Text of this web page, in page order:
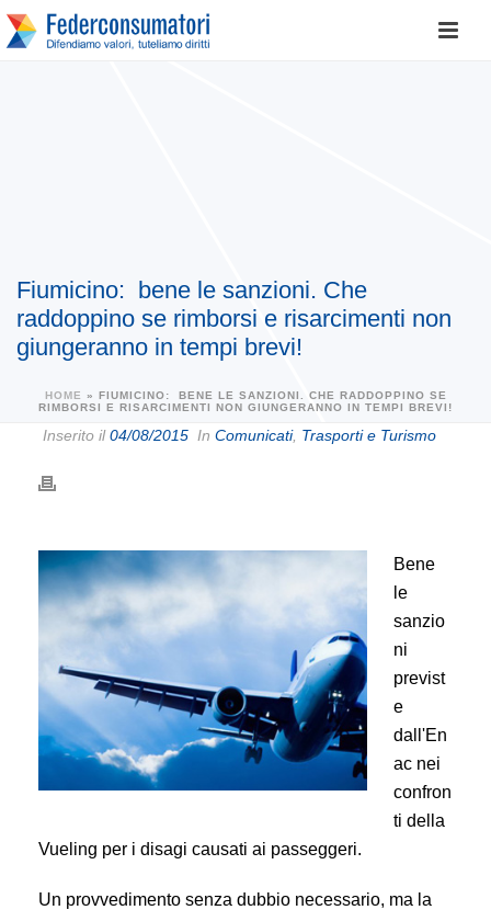
Fiumicino: bene le sanzioni. Che
raddoppino se rimborsi e risarcimenti non
giungeranno in tempi brevi!
HOME » FIUMICINO: BENE LE SANZIONI. CHE RADDOPPINO SE
RIMBORSI E RISARCIMENTI NON GIUNGERANNO IN TEMPI BREVI!
Inserito il04/08/2015 In Comunicati, Trasporti e Turismo
Bene
le
sanzio
ni
previst
e
dall'En
ac nei
confron
ti della
Vueling per i disagi causati ai passeggeri.
Un provvedimento senza dubbio necessario, ma la